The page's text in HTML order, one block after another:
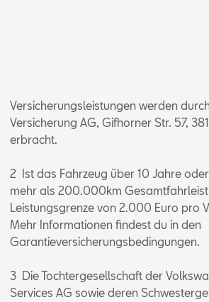
Versicherungsleistungen werden
Versicherung AG, Gifhorner Str. 57,
erbracht.
2 Ist das Fahrzeug über 10 Jahre
mehr als 200.000km
Leistungsgrenze von 2.000 Euro pro
Mehr Informationen findest du in den
Garantieversicherungsbedingungen.
3 Die Tochtergesellschaft der
Services AG sowie deren